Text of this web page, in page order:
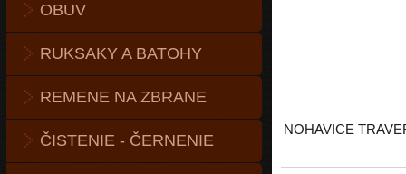
OBUV
RUKSAKY A BATOHY
REMENE NA ZBRANE
ČISTENIE - ČERNENIE
NOHAVICE